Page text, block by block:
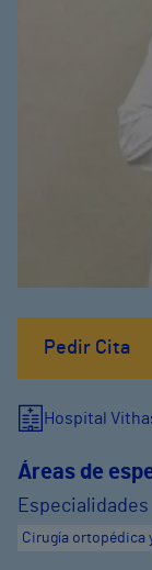
Pedir Cita
Hospital
Áreas de
Especialidades
Cirugía ortopédica